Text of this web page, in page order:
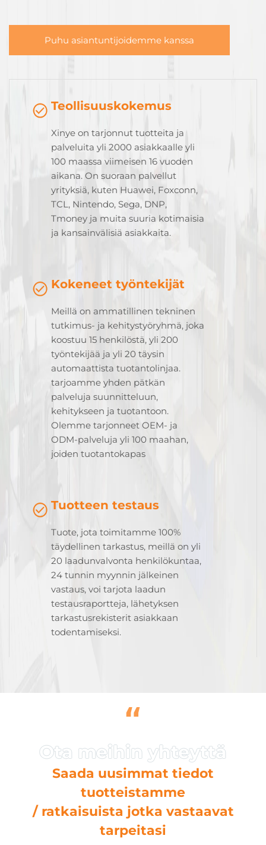
Puhu asiantuntijoidemme kanssa
Teollisuuskokemus
Xinye on tarjonnut tuotteita ja
palveluita yli 2000 asiakkaalle yli
100 maassa viimeisen 16 vuoden
aikana. On suoraan palvellut
yrityksiä, kuten Huawei, Foxconn,
TCL, Nintendo, Sega, DNP,
Tmoney ja muita suuria kotimaisia
ja kansainvälisiä asiakkaita.
Kokeneet työntekijät
Meillä on ammatillinen tekninen
tutkimus- ja kehitystyöryhmä, joka
koostuu 15 henkilöstä, yli 200
työntekijää ja yli 20 täysin
automaattista tuotantolinjaa.
tarjoamme yhden pätkän
palveluja suunnitteluun,
kehitykseen ja tuotantoon.
Olemme tarjonneet OEM- ja
ODM-palveluja yli 100 maahan,
joiden tuotantokapas
Tuotteen testaus
Tuote, jota toimitamme 100%
täydellinen tarkastus, meillä on yli
20 laadunvalvonta henkilökuntaa,
24 tunnin myynnin jälkeinen
vastaus, voi tarjota laadun
testausraportteja, lähetyksen
tarkastusrekisterit asiakkaan
todentamiseksi.
“
Saada uusimmat tiedot
tuotteistamme
/ ratkaisuista jotka vastaavat
tarpeitasi